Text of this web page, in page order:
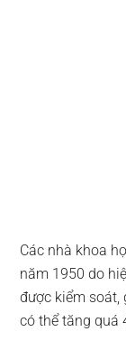
Các nhà khoa
năm 1950 do
được kiểm soát,
có thể tăng quá